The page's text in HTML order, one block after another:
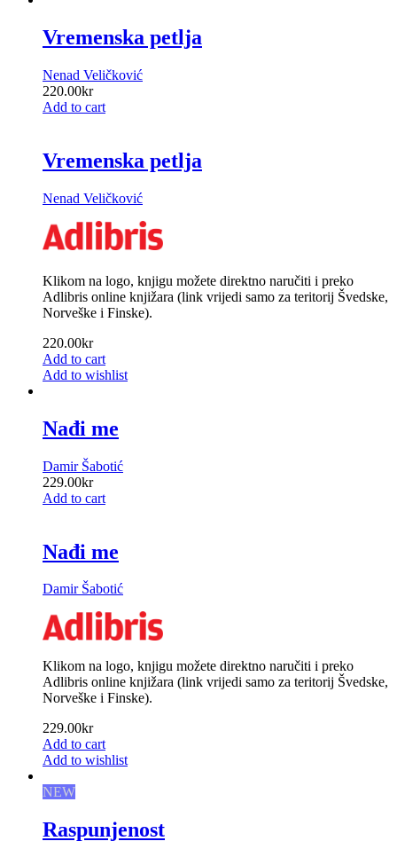
Vremenska petlja
Nenad Veličković
220.00kr
Add to cart
Vremenska petlja
Nenad Veličković
Klikom na logo, knjigu možete direktno naručiti i preko
Adlibris online knjižara (link vrijedi samo za teritorij Švedske,
Norveške i Finske).
220.00kr
Add to cart
Add to wishlist
Nađi me
Damir Šabotić
229.00kr
Add to cart
Nađi me
Damir Šabotić
Klikom na logo, knjigu možete direktno naručiti i preko
Adlibris online knjižara (link vrijedi samo za teritorij Švedske,
Norveške i Finske).
229.00kr
Add to cart
Add to wishlist
NEW
Raspunjenost